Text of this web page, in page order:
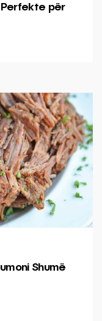
Perfekte për
Shumë